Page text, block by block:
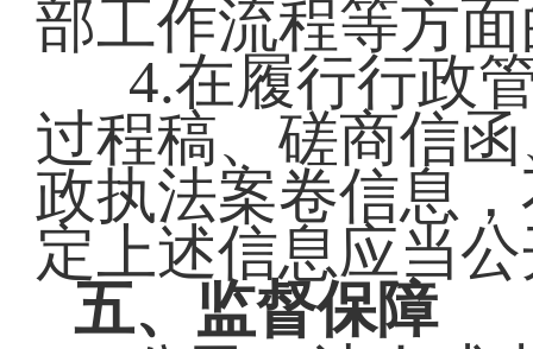
部工作流程等方
4.在履行行政
过程稿、磋商信
政执法案卷信息
定上述信息应当
五、监督保障